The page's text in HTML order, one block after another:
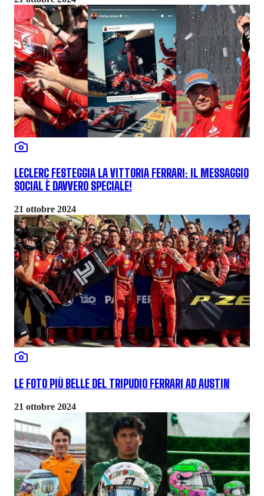
LECLERC FESTEGGIA LA VITTORIA FERRARI: IL MESSAGGIO
SOCIAL È DAVVERO SPECIALE!
21 ottobre 2024
LE FOTO PIÙ BELLE DEL TRIPUDIO FERRARI AD AUSTIN
21 ottobre 2024